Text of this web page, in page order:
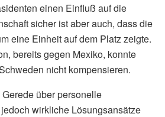
einen Einfluß auf die
sicher ist aber auch, dass die
eine Einheit auf dem Platz zeigte.
bereits gegen Mexiko, konnte
nicht kompensieren.
über personelle
wirkliche Lösungsansätze